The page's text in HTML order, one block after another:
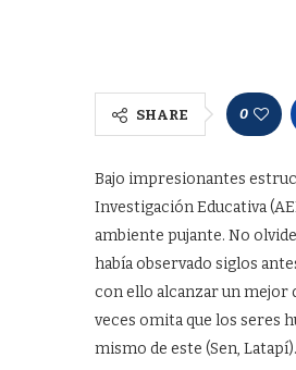
SHARE 0
Bajo impresionantes
Investigación Educativa
ambiente pujante. No
había observado siglos
con ello alcanzar un mejor
veces omita que los seres
mismo de este (Sen,